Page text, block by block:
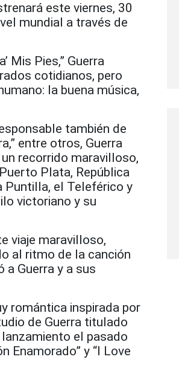
este viernes, 30
mundial a través de
Mis Pies,” Guerra
cotidianos, pero
la buena música,
también de
entre otros, Guerra
recorrido maravilloso,
Plata, República
Puntilla, el Teleférico y
victoriano y su
viaje maravilloso,
al ritmo de la canción
a Guerra y a sus
romántica inspirada por
de Guerra titulado
el pasado
Enamorado” y “I Love